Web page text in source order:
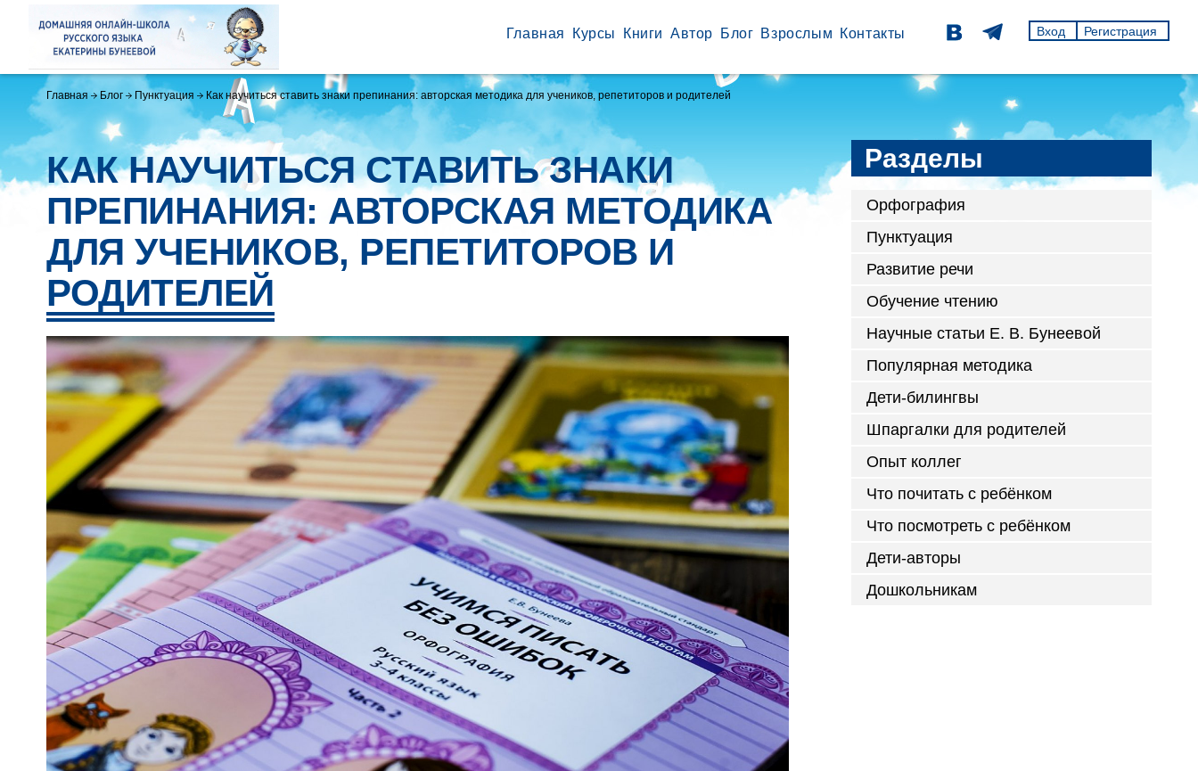
Главная Курсы Книги Автор Блог Взрослым Контакты Вход Регистрация
Главная Блог Пунктуация Как научиться ставить знаки препинания: авторская методика для учеников, репетиторов и родителей
КАК НАУЧИТЬСЯ СТАВИТЬ ЗНАКИ
ПРЕПИНАНИЯ: АВТОРСКАЯ МЕТОДИКА
ДЛЯ УЧЕНИКОВ, РЕПЕТИТОРОВ И
РОДИТЕЛЕЙ
Разделы
Орфография
Пунктуация
Развитие речи
Обучение чтению
Научные статьи Е. В. Бунеевой
Популярная методика
Дети-билингвы
Шпаргалки для родителей
Опыт коллег
Что почитать с ребёнком
Что посмотреть с ребёнком
Дети-авторы
Дошкольникам